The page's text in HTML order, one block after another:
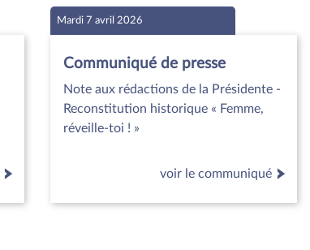
Mardi 7 avril 2026
Communiqué de presse
Note aux rédactions de la Présidente -
Reconstitution historique « Femme,
réveille-toi ! »
voir le communiqué